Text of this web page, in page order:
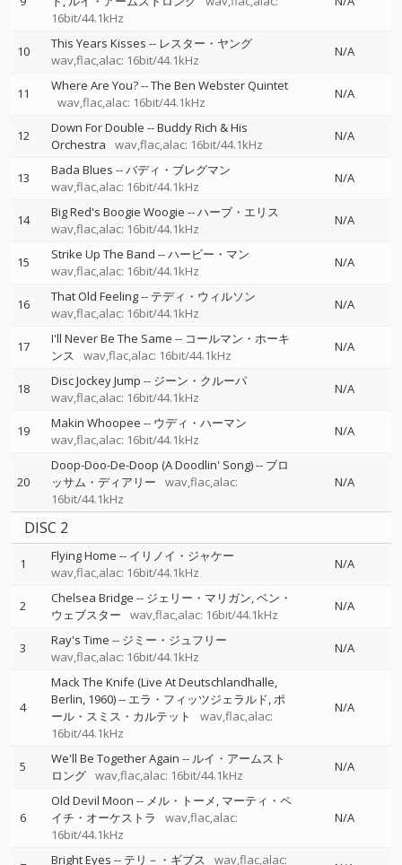
16bit/44.1kHz
10 This Years Kisses -- レスター・ヤング
wav,flac,alac: 16bit/44.1kHz
N/A
11 Where Are You?--The Ben Webster Quintet
wav,flac,alac: 16bit/44.1kHz
N/A
12 Down For Double --Buddy Rich & His
Orchestra
wav,flac,alac: 16bit/44.1kHz
N/A
13 Bada Blues --バディ・ブレグマン
wav,flac,alac: 16bit/44.1kHz
N/A
14 Big Red's Boogie Woogie --ハーブ・エリス
wav,flac,alac: 16bit/44.1kHz
N/A
15 Strike Up The Band --ハービー・マン
wav,flac,alac: 16bit/44.1kHz
N/A
16 That Old Feeling-- テディ・ウィルソン
wav,flac,alac: 16bit/44.1kHz
N/A
17 I'll Never Be The Same -- コールマン・ホーキ
ンス
wav,flac,alac: 16bit/44.1kHz
N/A
18 Disc Jockey Jump -- ジーン・クルーパ
wav,flac,alac: 16bit/44.1kHz
N/A
19 Makin Whoopee -- ウディ・ハーマン
wav,flac,alac: 16bit/44.1kHz
N/A
20
Doop-Doo-De-Doop (A Doodlin' Song)-- ブロ
ッサム・ディアリー
wav,flac,alac:
16bit/44.1kHz
N/A
DISC 2
1 Flying Home -- イリノイ・ジャケー
wav,flac,alac: 16bit/44.1kHz
N/A
2 Chelsea Bridge -- ジェリー・マリガン ベン・
ウェブスター
wav,flac,alac: 16bit/44.1kHz
N/A
3 Ray's Time -- ジミー・ジュフリー
wav,flac,alac: 16bit/44.1kHz
N/A
4
Mack The Knife (Live At Deutschlandhalle,
Berlin, 1960)-- エラ・フィッツジェラルド ポ
ール・スミス・カルテット
wav,flac,alac:
16bit/44.1kHz
N/A
5 We'll Be Together Again -- ルイ・アームスト
ロング wav,flac,alac: 16bit/44.1kHz
N/A
6
Old Devil Moon -- メル・トーメ マーティ・ペ
イチ・オーケストラ
wav,flac,alac:
16bit/44.1kHz
N/A
Bright Eyes -- テリ－・ギブス
wav,flac,alac: